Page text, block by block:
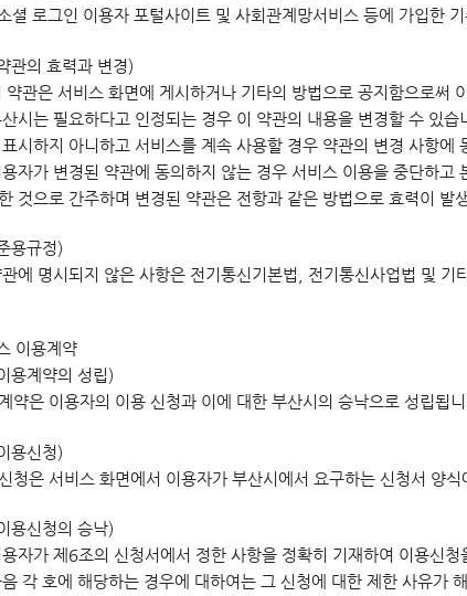
셜 로그인 이용자 포털사이트 및 사회관계망서비스 등에 가입한
관의 효력과 변경)
관은 서비스 화면에 게시하거나 기타의 방법으로 공지함으로써
시는 필요하다고 인정되는 경우 이 약관의 내용을 변경할 수 있
시하지 아니하고 서비스를 계속 사용할 경우 약관의 변경 사항에
자가 변경된 약관에 동의하지 않는 경우 서비스 이용을 중단하고
것으로 간주하며 변경된 약관은 전항과 같은 방법으로 효력이 발
용규정)
에 명시되지 않은 사항은 전기통신기본법, 전기통신사업법 및 기
이용계약
용계약의 성립)
약은 이용자의 이용 신청과 이에 대한 부산시의 승낙으로 성립됩니
용신청)
청은 서비스 화면에서 이용자가 부산시에서 요구하는 신청서 양
용신청의 승낙)
자가 제6조의 신청서에서 정한 사항을 정확히 기재하여 이용신
각 호에 해당하는 경우에 대하여는 그 신청에 대한 제한 사유가